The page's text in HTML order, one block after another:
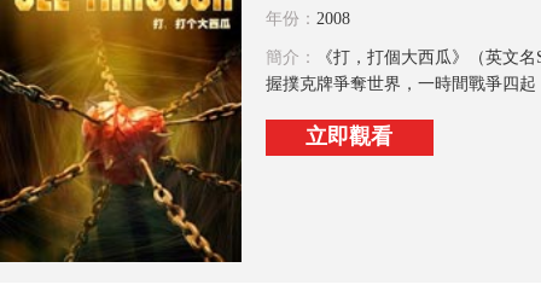
年份： 2008
簡介：
《打，打個大西瓜》（英文
握撲克牌爭奪世界，一時間戰爭四
立即觀看